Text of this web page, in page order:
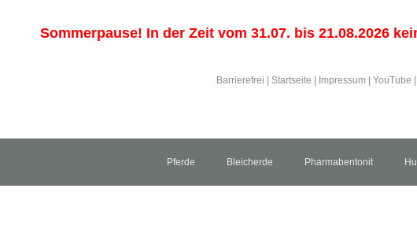
Sommerpause! In der Zeit vom 31.07. bis 21.08.2026
Barrierefrei Startseite Impressum YouTube
Pferde Bleicherde Pharmabentonit